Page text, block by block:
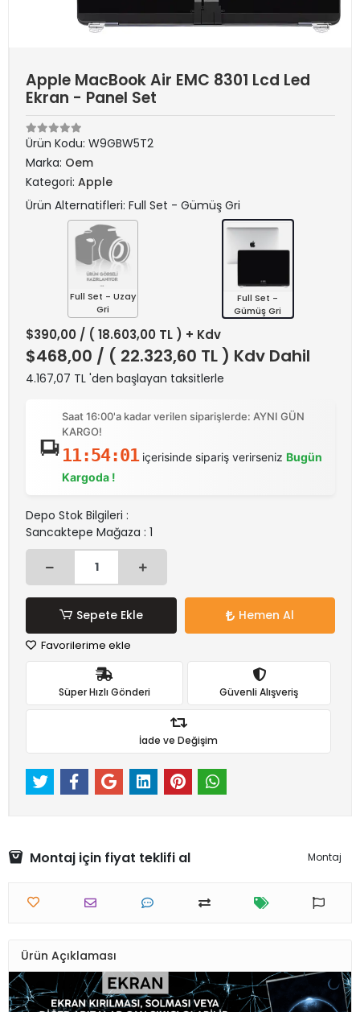
Apple MacBook Air EMC 8301 Lcd Led
Ekran - Panel Set
Ürün Kodu: W9GBW5T2
Marka: Oem
Kategori: Apple
Ürün Alternatifleri: Full Set - Gümüş Gri
Full Set - Uzay
Gri
Full Set -
Gümüş Gri
$390,00 / ( 18.603,00 TL ) + Kdv
$468,00 / ( 22.323,60 TL ) Kdv Dahil
4.167,07 TL 'den başlayan taksitlerle
Saat 16:00'a kadar verilen siparişlerde: AYNI GÜN
KARGO!
11:54:01içerisinde sipariş verirseniz Bugün
Kargoda !
Depo Stok Bilgileri :
Sancaktepe Mağaza : 1
Sepete Ekle Hemen Al
Favorilerime ekle
Süper Hızlı Gönderi Güvenli Alışveriş
İade ve Değişim
Montaj için fiyat teklifi al Montaj
Ürün Açıklaması